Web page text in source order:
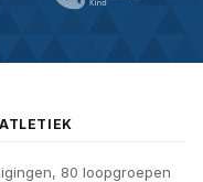
80 loopgroepen